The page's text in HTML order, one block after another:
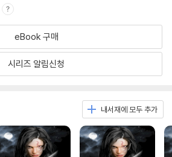
eBook 구매
시리즈 알림신청
내서재에 모두 추가